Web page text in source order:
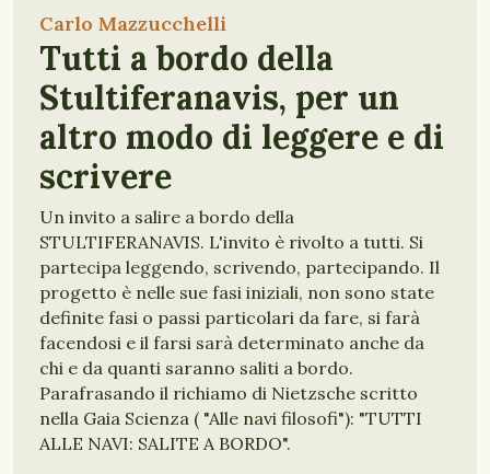
Carlo Mazzucchelli
Tutti a bordo della
Stultiferanavis, per un
altro modo di leggere e di
scrivere
Un invito a salire a bordo della
STULTIFERANAVIS. L'invito è rivolto a tutti. Si
partecipa leggendo, scrivendo, partecipando. Il
progetto è nelle sue fasi iniziali, non sono state
definite fasi o passi particolari da fare, si farà
facendosi e il farsi sarà determinato anche da
chi e da quanti saranno saliti a bordo.
Parafrasando il richiamo di Nietzsche scritto
nella Gaia Scienza ( "Alle navi filosofi"): "TUTTI
ALLE NAVI: SALITE A BORDO".